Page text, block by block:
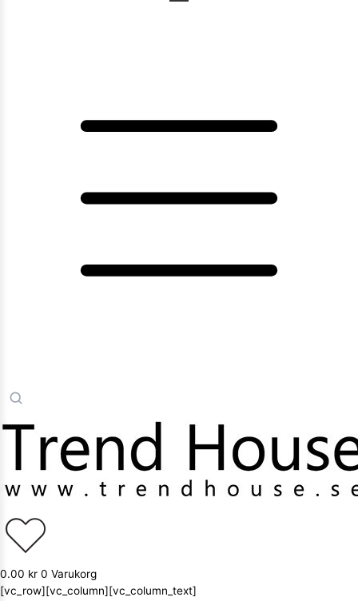
0.00 kr 0 Varukorg
[vc_row][vc_column][vc_column_text]